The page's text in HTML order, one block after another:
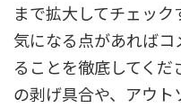
まで拡大してチェッ
気になる点があれば
ることを徹底してく
の剥げ具合や、アウ